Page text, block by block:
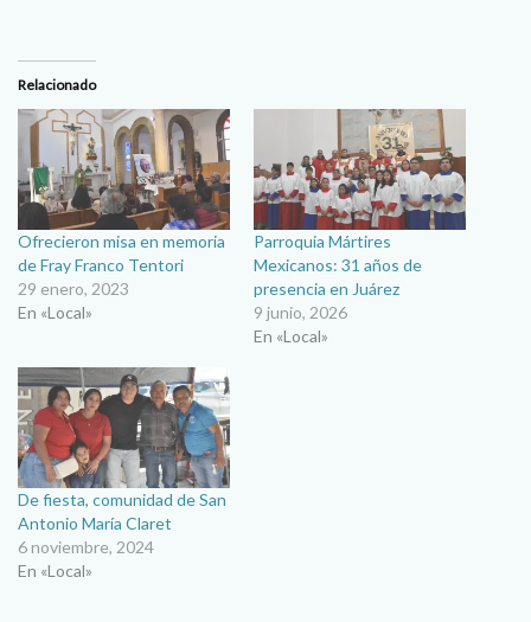
Relacionado
Ofrecieron misa en memoria
de Fray Franco Tentori
29 enero, 2023
En «Local»
Parroquia Mártires
Mexicanos: 31 años de
presencia en Juárez
9 junio, 2026
En «Local»
De fiesta, comunidad de San
Antonio María Claret
6 noviembre, 2024
En «Local»